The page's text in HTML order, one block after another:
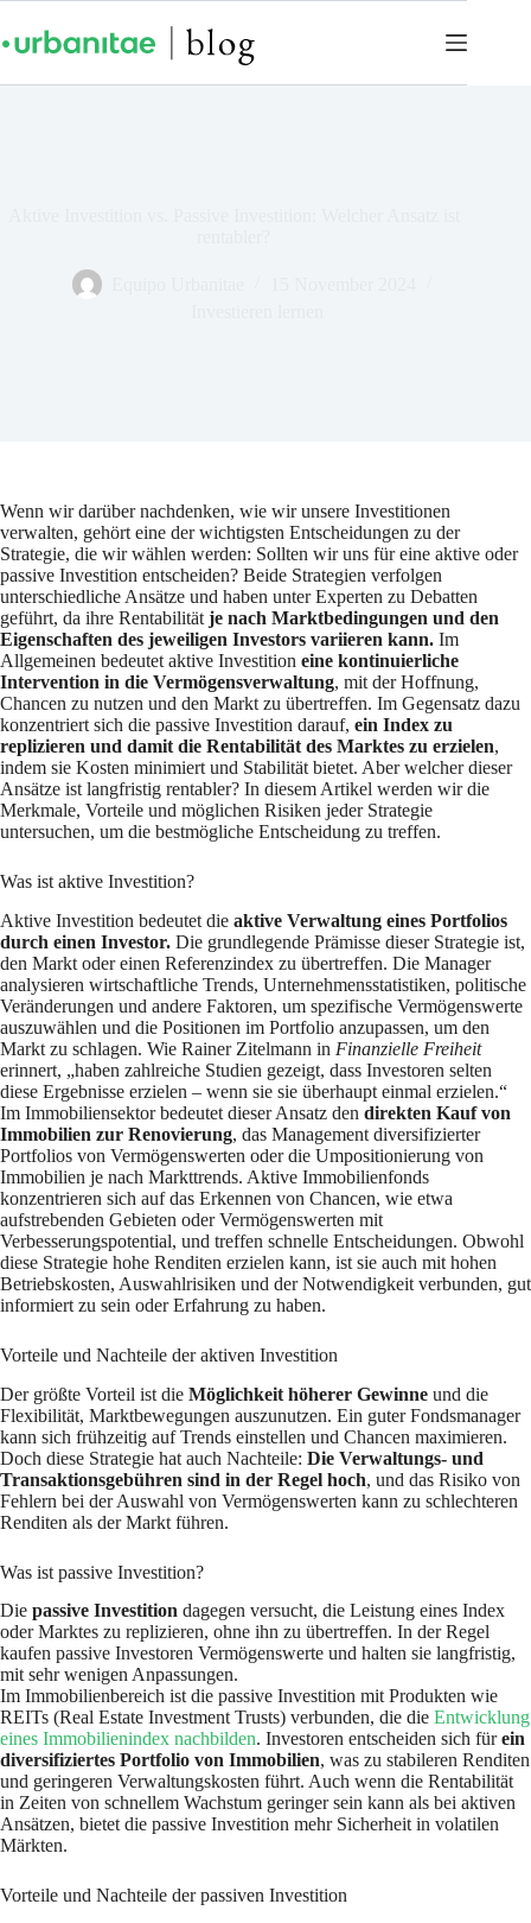
Wenn wir darüber nachdenken, wie wir unsere Investitionen
verwalten, gehört eine der wichtigsten Entscheidungen zu der
Strategie, die wir wählen werden: Sollten wir uns für eine aktive oder
passive Investition entscheiden? Beide Strategien verfolgen
unterschiedliche Ansätze und haben unter Experten zu Debatten
geführt, da ihre Rentabilität je nach Marktbedingungen und den
Eigenschaften des jeweiligen Investors variieren kann. Im
Allgemeinen bedeutet aktive Investition eine kontinuierliche
Intervention in die Vermögensverwaltung, mit der Hoffnung,
Chancen zu nutzen und den Markt zu übertreffen. Im Gegensatz dazu
konzentriert sich die passive Investition darauf, ein Index zu
replizieren und damit die Rentabilität des Marktes zu erzielen,
indem sie Kosten minimiert und Stabilität bietet. Aber welcher dieser
Ansätze ist langfristig rentabler? In diesem Artikel werden wir die
Merkmale, Vorteile und möglichen Risiken jeder Strategie
untersuchen, um die bestmögliche Entscheidung zu treffen.
Was ist aktive Investition?
Aktive Investition bedeutet die aktive Verwaltung eines Portfolios
durch einen Investor. Die grundlegende Prämisse dieser Strategie ist,
den Markt oder einen Referenzindex zu übertreffen. Die Manager
analysieren wirtschaftliche Trends, Unternehmensstatistiken, politische
Veränderungen und andere Faktoren, um spezifische Vermögenswerte
auszuwählen und die Positionen im Portfolio anzupassen, um den
Markt zu schlagen. Wie Rainer Zitelmann in Finanzielle Freiheit
erinnert, „haben zahlreiche Studien gezeigt, dass Investoren selten
diese Ergebnisse erzielen – wenn sie sie überhaupt einmal erzielen.“
Im Immobiliensektor bedeutet dieser Ansatz den direkten Kauf von
Immobilien zur Renovierung, das Management diversifizierter
Portfolios von Vermögenswerten oder die Umpositionierung von
Immobilien je nach Markttrends. Aktive Immobilienfonds
konzentrieren sich auf das Erkennen von Chancen, wie etwa
aufstrebenden Gebieten oder Vermögenswerten mit
Verbesserungspotential, und treffen schnelle Entscheidungen. Obwohl
diese Strategie hohe Renditen erzielen kann, ist sie auch mit hohen
Betriebskosten, Auswahlrisiken und der Notwendigkeit verbunden, gut
informiert zu sein oder Erfahrung zu haben.
Vorteile und Nachteile der aktiven Investition
Der größte Vorteil ist die Möglichkeit höherer Gewinne und die
Flexibilität, Marktbewegungen auszunutzen. Ein guter Fondsmanager
kann sich frühzeitig auf Trends einstellen und Chancen maximieren.
Doch diese Strategie hat auch Nachteile: Die Verwaltungs- und
Transaktionsgebühren sind in der Regel hoch, und das Risiko von
Fehlern bei der Auswahl von Vermögenswerten kann zu schlechteren
Renditen als der Markt führen.
Was ist passive Investition?
Die passive Investition dagegen versucht, die Leistung eines Index
oder Marktes zu replizieren, ohne ihn zu übertreffen. In der Regel
kaufen passive Investoren Vermögenswerte und halten sie langfristig,
mit sehr wenigen Anpassungen.
Im Immobilienbereich ist die passive Investition mit Produkten wie
REITs (Real Estate Investment Trusts) verbunden, die die Entwicklung
eines Immobilienindex nachbilden. Investoren entscheiden sich fürein
diversifiziertes Portfolio von Immobilien, was zu stabileren Renditen
und geringeren Verwaltungskosten führt. Auch wenn die Rentabilität
in Zeiten von schnellem Wachstum geringer sein kann als bei aktiven
Ansätzen, bietet die passive Investition mehr Sicherheit in volatilen
Märkten.
Vorteile und Nachteile der passiven Investition